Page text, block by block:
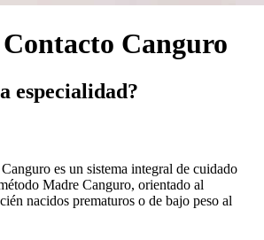
Canguro
especialidad?
es un sistema integral de cuidado
Madre Canguro, orientado al
nacidos prematuros o de bajo peso al